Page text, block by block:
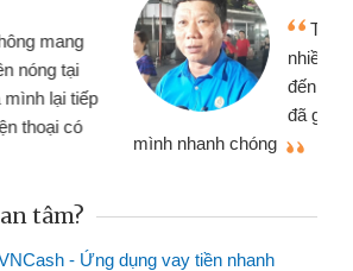
Tôi kinh doanh buôn bán nhỏ lẻ
nhiều lúc cần vốn nhập hàng, nhờ biết
đến website qua bạn bè giới thiệu tôi
đã giải quyết được công việc của
tâm?
- Ứng dụng vay tiền nhanh